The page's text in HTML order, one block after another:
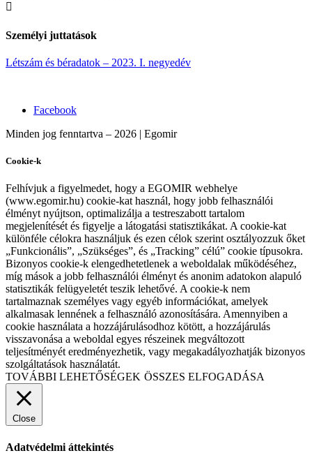

Személyi juttatások
Létszám és béradatok – 2023. I. negyedév
Facebook
Minden jog fenntartva – 2026 | Egomir
Cookie-k
Felhívjuk a figyelmedet, hogy a EGOMIR webhelye
(www.egomir.hu) cookie-kat használ, hogy jobb felhasználói
élményt nyújtson, optimalizálja a testreszabott tartalom
megjelenítését és figyelje a látogatási statisztikákat. A cookie-kat
különféle célokra használjuk és ezen célok szerint osztályozzuk őket
„Funkcionális”, „Szükséges”, és „Tracking” célú” cookie típusokra.
Bizonyos cookie-k elengedhetetlenek a weboldalak működéséhez,
míg mások a jobb felhasználói élményt és anonim adatokon alapuló
statisztikák felügyeletét teszik lehetővé. A cookie-k nem
tartalmaznak személyes vagy egyéb információkat, amelyek
alkalmasak lennének a felhasználó azonosítására. Amennyiben a
cookie használata a hozzájárulásodhoz kötött, a hozzájárulás
visszavonása a weboldal egyes részeinek megváltozott
teljesítményét eredményezhetik, vagy megakadályozhatják bizonyos
szolgáltatások használatát.
TOVÁBBI LEHETŐSÉGEK ÖSSZES ELFOGADÁSA
Close
Adatvédelmi áttekintés